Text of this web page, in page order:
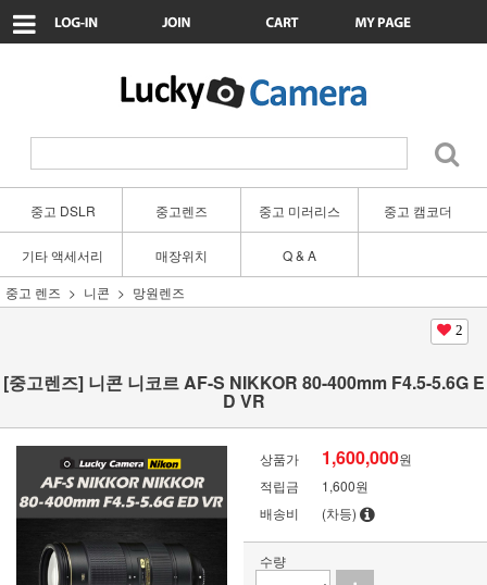
중고 DSLR 중고렌즈 중고 미러리스 중고 캠코더
기타 액세서리 매장위치
Q & A
중고 렌즈
니콘 망원렌즈
2
[중고렌즈] 니콘 니코르 AF-S NIKKOR 80-400mm F4.5-5.6G E
D VR
상품가 1,600,000원
적립금
1,600원
배송비
(차등)
수량